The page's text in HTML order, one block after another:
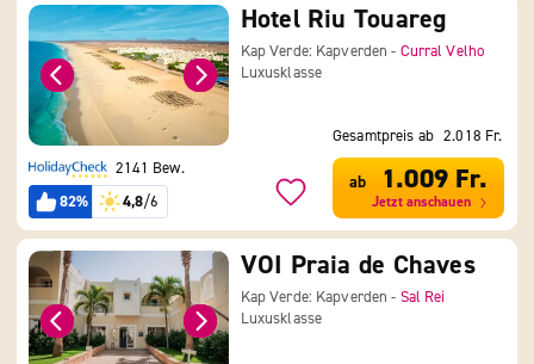
Hotel Riu Touareg
Kap Verde: Kapverden - Curral Velho
Luxusklasse
2141 Bew.
82%
4,8/6
Gesamtpreis ab 2.018 Fr.
ab 1.009 Fr.
Jetzt anschauen
VOI Praia de Chaves
Kap Verde: Kapverden - Sal Rei
Luxusklasse